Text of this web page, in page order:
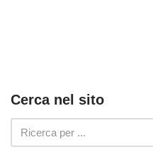
Cerca nel sito